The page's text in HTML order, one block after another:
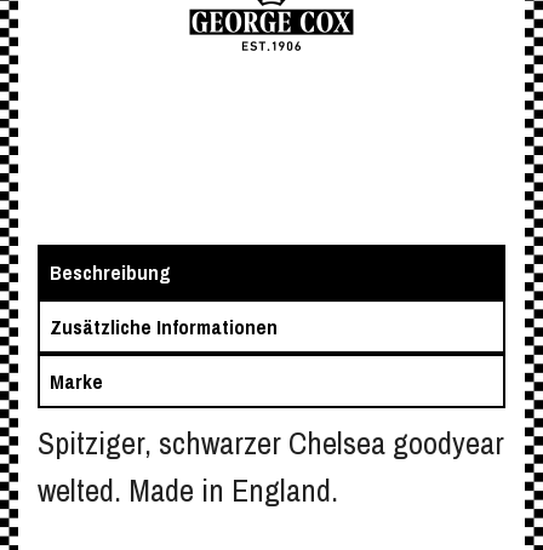
Beschreibung
Zusätzliche Informationen
Marke
Spitziger, schwarzer Chelsea goodyear
welted. Made in England.